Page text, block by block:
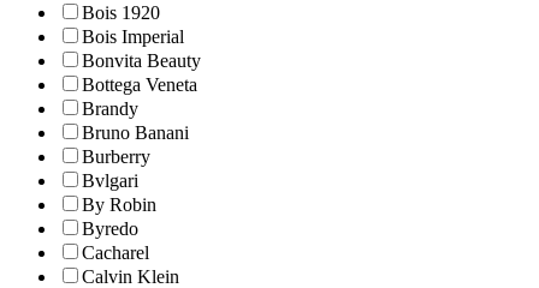
Bois 1920
Bois Imperial
Bonvita Beauty
Bottega Veneta
Brandy
Bruno Banani
Burberry
Bvlgari
By Robin
Byredo
Cacharel
Calvin Klein